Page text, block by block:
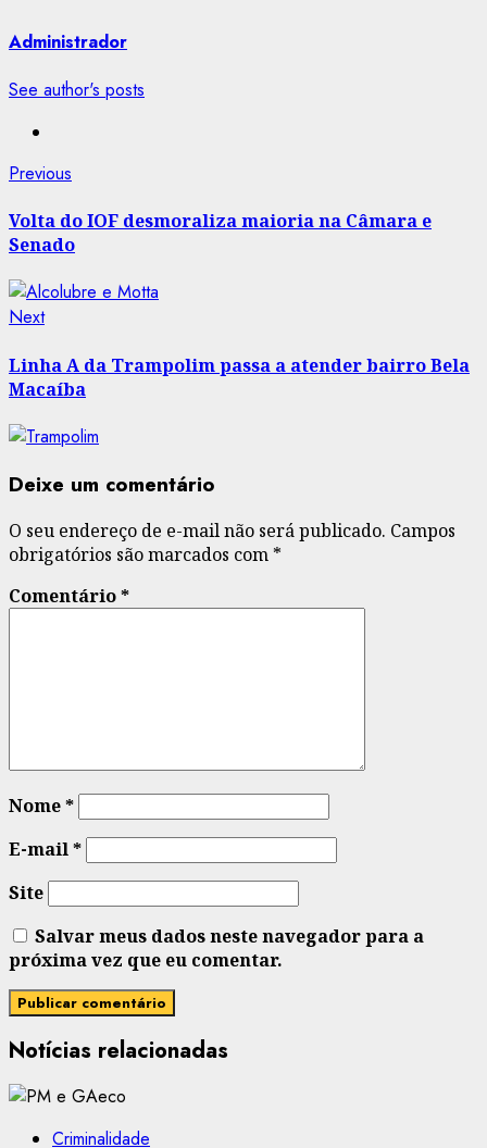
Administrador
See author's posts
Post
navigation
Previous
Volta do IOF desmoraliza maioria na Câmara e
Senado
NextNext
Linha A da Trampolim passa a atender bairro Bela
Macaíba
Deixe um comentário
O seu endereço de e-mail não será publicado. Campos
obrigatórios são marcados com *
Comentário*
Nome*
E-mail*
Site
Salvar meus dados neste navegador para a
próxima vez que eu comentar.
Notícias relacionadas
Criminalidade